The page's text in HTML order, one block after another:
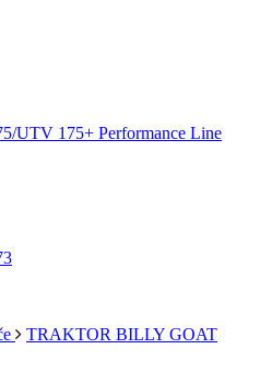
UTV 175+ Performance Line
TRAKTOR BILLY GOAT